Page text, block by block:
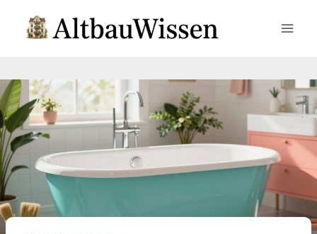
Inhalt